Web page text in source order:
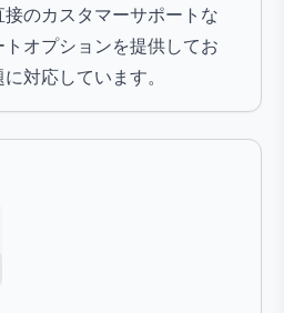
のカスタマーサポートな
オプションを提供してお
対応しています。